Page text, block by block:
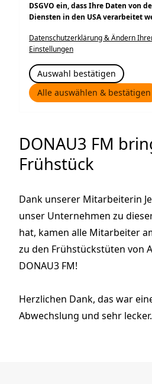
DSGVO ein, dass Ihre Daten von
Diensten in den USA verarbeitet
Datenschutzerklärung & Ändern
Einstellungen
Auswahl bestätigen
Alle auswählen & bestätigen
DONAU3 FM
Frühstück
Dank unserer Mitarbeiterin
unser Unternehmen zu
hat, kamen alle Mitarbeiter
zu den Frühstückstüten von
DONAU3 FM!
Herzlichen Dank, das war
Abwechslung und sehr lecker.